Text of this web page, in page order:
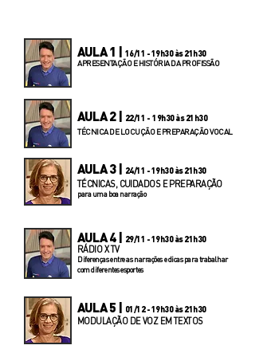
AULA 1 | 16/11 - 19h30 às 21h30
APRESENTAÇÃO E HISTÓRIA DA PROFISSÃO
AULA 2 | 22/11 - 19h30 às 21h30
TÉCNICA DE LOCUÇÃO E PREPARAÇÃO VOCAL
AULA 3 | 24/11 - 19h30 às 21h30
TÉCNICAS, CUIDADOS E PREPARAÇÃO
para uma boa narração
AULA 4 | 29/11 - 19h30 às 21h30
RÁDIO X TV
Diferenças entre as narrações e dicas para trabalhar
com diferentes esportes
AULA 5 | 01/12 - 19h30 às 21h30
MODULAÇÃO DE VOZ EM TEXTOS